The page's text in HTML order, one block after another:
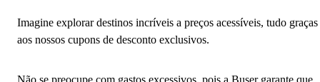
Imagine explorar destinos incríveis a preços acessíveis, tudo graças
aos nossos cupons de desconto exclusivos.
Não se preocupe com gastos excessivos, pois a Buser garante que